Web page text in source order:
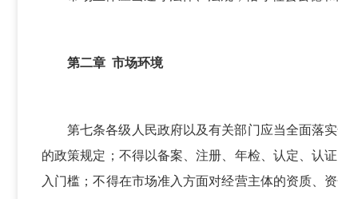
第二章 市场环境
第七条各级人民政府以及有关部门应当全面落
的政策规定；不得以备案、注册、年检、认定、认
入门槛；不得在市场准入方面对经营主体的资质、